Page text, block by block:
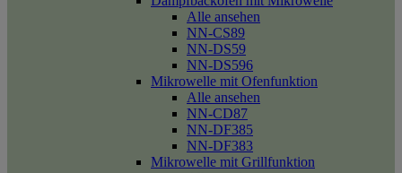
Alle ansehen
NN-CS89
NN-DS59
NN-DS596
Mikrowelle mit Ofenfunktion
Alle ansehen
NN-CD87
NN-DF385
NN-DF383
Mikrowelle mit Grillfunktion